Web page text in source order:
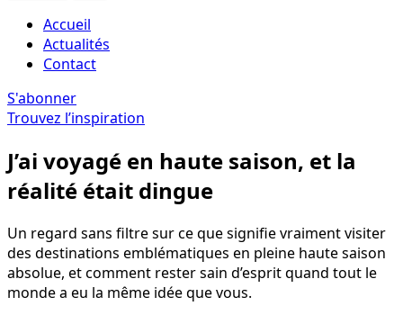
Accueil
Actualités
Contact
S'abonner
Trouvez l’inspiration
J’ai voyagé en haute saison, et la
réalité était dingue
Un regard sans filtre sur ce que signifie vraiment visiter
des destinations emblématiques en pleine haute saison
absolue, et comment rester sain d’esprit quand tout le
monde a eu la même idée que vous.